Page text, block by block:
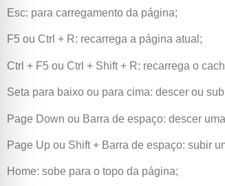
Esc: para carregamento da página;
F5 ou Ctrl + R: recarrega a página atual;
Ctrl + F5 ou Ctrl + Shift + R: recarrega o
Seta para baixo ou para cima: descer ou
Page Down ou Barra de espaço: descer
Page Up ou Shift + Barra de espaço: subir
Home: sobe para o topo da página;